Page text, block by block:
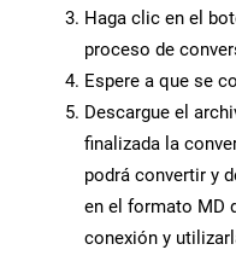
Haga clic en el
proceso de
Espere a que se
Descargue el
finalizada la
podrá convertir y
en el formato MD
conexión y